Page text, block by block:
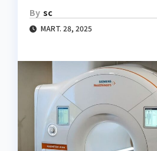
By sc
MART. 28, 2025